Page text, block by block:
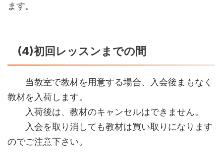
ます。
(4)初回レッスンまでの間
当教室で教材を用意する場合、入会後まもなく
教材を入荷します。
入荷後は、教材のキャンセルはできません。
入会を取り消しても教材は買い取りになります
のでご注意下さい。